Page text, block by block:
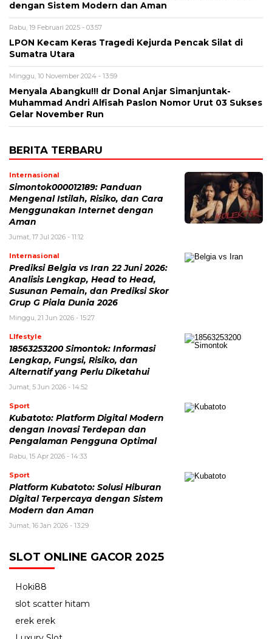
dengan Sistem Modern dan Aman
Rabu, 19 Februari 2025 - 03:57
LPON Kecam Keras Tragedi Kejurda Pencak Silat di
Sumatra Utara
Minggu, 10 November 2024 - 13:59
Menyala Abangku!!! dr Donal Anjar Simanjuntak-
Muhammad Andri Alfisah Paslon Nomor Urut 03 Sukses
Gelar November Run
BERITA TERBARU
Internasional
Simontok000012189: Panduan
Mengenal Istilah, Risiko, dan Cara
Menggunakan Internet dengan
Aman
Jumat, 17 Jul 2026 - 11:12
Internasional
Prediksi Belgia vs Iran 22 Juni 2026:
Analisis Lengkap, Head to Head,
Susunan Pemain, dan Prediksi Skor
Grup G Piala Dunia 2026
Minggu, 21 Jun 2026 - 15:27
LIfestyle
18563253200 Simontok: Informasi
Lengkap, Fungsi, Risiko, dan
Alternatif yang Perlu Diketahui
Jumat, 5 Jun 2026 - 14:52
Sport
Kubatoto: Platform Digital Modern
dengan Inovasi Terdepan dan
Pengalaman Pengguna Optimal
Rabu, 15 Apr 2026 - 14:33
Sport
Platform Kubatoto: Solusi Hiburan
Digital Terpercaya dengan Sistem
Modern dan Aman
Jumat, 16 Jan 2026 - 13:29
SLOT ONLINE GACOR 2025
Hoki88
slot scatter hitam
erek erek